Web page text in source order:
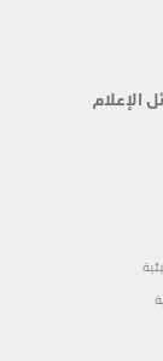
الإعلام